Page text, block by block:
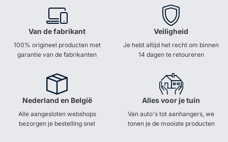
Van de fabrikant
100% origineel producten met
garantie van de fabrikanten
Veiligheid
Je hebt altijd het recht om binnen
14 dagen te retoureren
Nederland en België
Alle aangesloten webshops
bezorgen je bestelling snel
Alles voor je tuin
Van auto's tot aanhangers, we
tonen je de mooiste producten